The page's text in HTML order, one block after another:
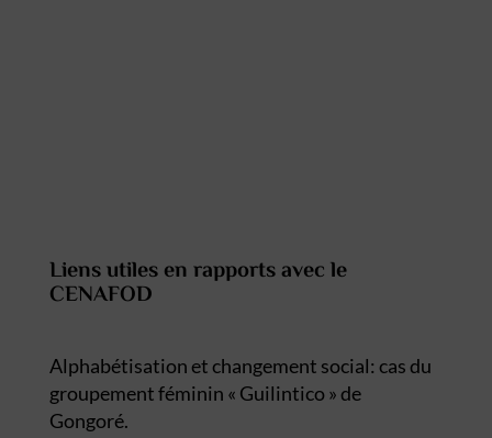
Liens utiles en rapports avec le
CENAFOD
Alphabétisation et changement social: cas du
groupement féminin « Guilintico » de
Gongoré.